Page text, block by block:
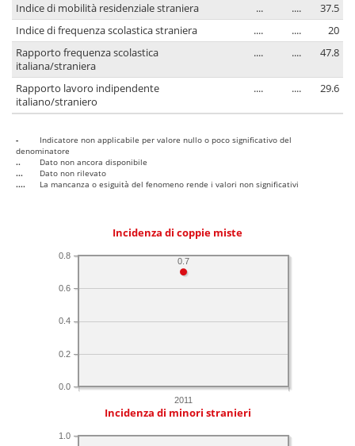
Indice di mobilità residenziale straniera
... ....
37.5
Indice di frequenza scolastica straniera
.... ....
20
Rapporto frequenza scolastica
italiana/straniera
.... .... 47.8
Rapporto lavoro indipendente
italiano/straniero
.... .... 29.6
-
Indicatore non applicabile per valore nullo o poco significativo del
denominatore
..
Dato non ancora disponibile
...
Dato non rilevato
....
La mancanza o esiguità del fenomeno rende i valori non significativi
Incidenza di coppie miste
2011
0.0
0.2
0.4
0.6
0.8
0.7
Incidenza di minori stranieri
1.0